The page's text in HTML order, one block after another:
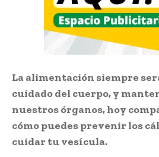
La alimentación siempre
cuidado del cuerpo, y
nuestros órganos, hoy
cómo puedes prevenir los
cuidar tu vesícula.